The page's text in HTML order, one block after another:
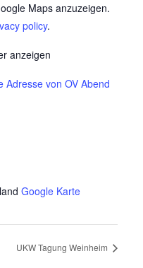
Google Karte
Maps anzuzeigen.
policy.
anzeigen
Adresse von OV Abend
UKW Tagung Weinheim